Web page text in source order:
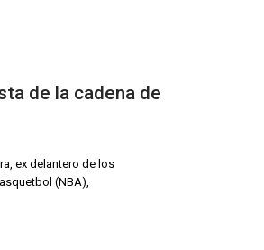
de la cadena de
ex delantero de los
(NBA),